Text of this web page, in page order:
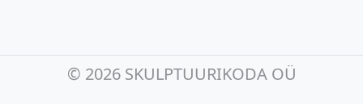
© 2026 SKULPTUURIKODA OÜ